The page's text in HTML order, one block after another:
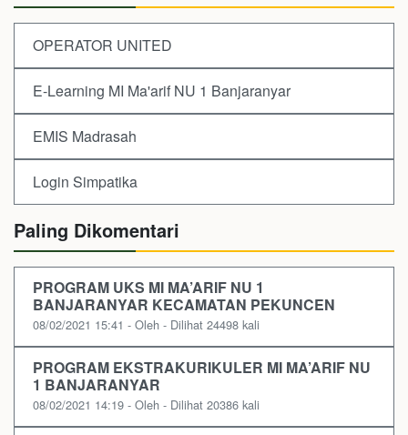
OPERATOR UNITED
E-Learning MI Ma'arif NU 1 Banjaranyar
EMIS Madrasah
Login Simpatika
Paling Dikomentari
PROGRAM UKS MI MA’ARIF NU 1
BANJARANYAR KECAMATAN PEKUNCEN
08/02/2021 15:41 - Oleh - Dilihat 24498 kali
PROGRAM EKSTRAKURIKULER MI MA’ARIF NU
1 BANJARANYAR
08/02/2021 14:19 - Oleh - Dilihat 20386 kali